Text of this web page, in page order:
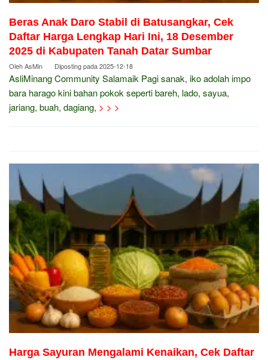
Beras Anak Daro Stabil di Batusangkar, Cek
Daftar Harga Lengkap Hari Ini, 18 Desember
2025 di Kabupaten Tanah Datar Sumbar
OlehAsMin Diposting pada2025-12-18
AsliMinang Community Salamaik Pagi sanak, iko adolah impo
bara harago kini bahan pokok seperti bareh, lado, sayua,
jariang, buah, dagiang, > > >
Harga Sayuran Mengalami Kenaikan, Cek Daftar